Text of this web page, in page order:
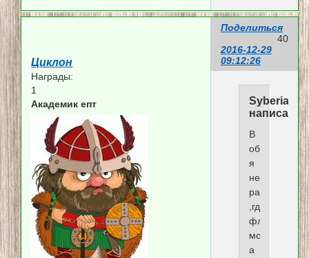
Поделиться
40
2016-12-29
09:12:26
Циклон
Награды:
1
Академик епт
Syberia
В
общем,
я
не
разобралась
,где
флудить
можно,
а